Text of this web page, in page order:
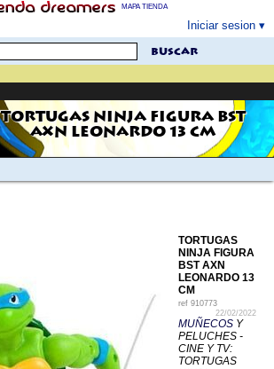
MAPA TIENDA
Iniciar sesion
buscar
TORTUGAS NINJA FIGURA BST
AXN LEONARDO 13 CM
TORTUGAS
NINJA FIGURA
BST AXN
LEONARDO 13
CM
ref 910773
22/02/2022
MUÑECOS Y
PELUCHES -
CINE Y TV:
TORTUGAS